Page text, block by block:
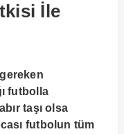
İle
futbolla
taşı olsa
futbolun tüm